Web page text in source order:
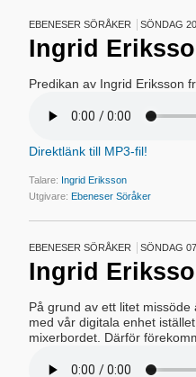
EBENESER SÖRÅKER SÖNDAG
Ingrid
Predikan av Ingrid Eriksson
Direktlänk till MP3-fil!
Talare: Ingrid Eriksson
Utgivare:Ebeneser Söråker
EBENESER SÖRÅKER SÖNDAG
Ingrid
På grund av ett litet missöde
med vår digitala enhet
mixerbordet. Därför